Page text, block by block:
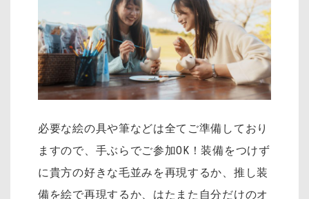
必要な絵の具や筆などは全てご準備しており
ますので、手ぶらでご参加OK！装備をつけず
に貴方の好きな毛並みを再現するか、推し装
備を絵で再現するか、はたまた自分だけのオ